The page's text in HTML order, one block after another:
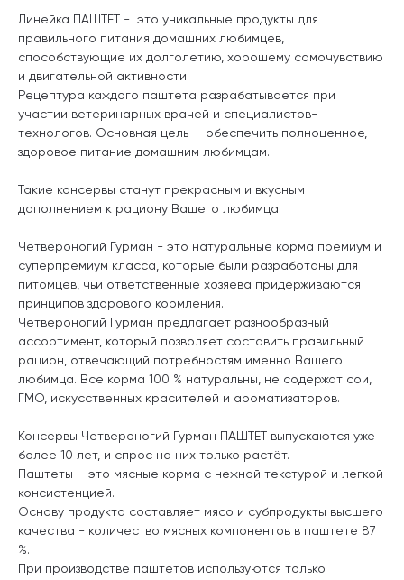
Линейка ПАШТЕТ - это уникальные продукты для
правильного питания домашних любимцев,
способствующие их долголетию, хорошему самочувствию
и двигательной активности.
Рецептура каждого паштета разрабатывается при
участии ветеринарных врачей и специалистов-
технологов. Основная цель — обеспечить полноценное,
здоровое питание домашним любимцам.
Такие консервы станут прекрасным и вкусным
дополнением к рациону Вашего любимца!
Четвероногий Гурман - это натуральные корма премиум и
суперпремиум класса, которые были разработаны для
питомцев, чьи ответственные хозяева придерживаются
принципов здорового кормления.
Четвероногий Гурман предлагает разнообразный
ассортимент, который позволяет составить правильный
рацион, отвечающий потребностям именно Вашего
любимца. Все корма 100 % натуральны, не содержат сои,
ГМО, искусственных красителей и ароматизаторов.
Консервы Четвероногий Гурман ПАШТЕТ выпускаются уже
более 10 лет, и спрос на них только растёт.
Паштеты – это мясные корма с нежной текстурой и легкой
консистенцией.
Основу продукта составляет мясо и субпродукты высшего
качества - количество мясных компонентов в паштете 87
%.
При производстве паштетов используются только